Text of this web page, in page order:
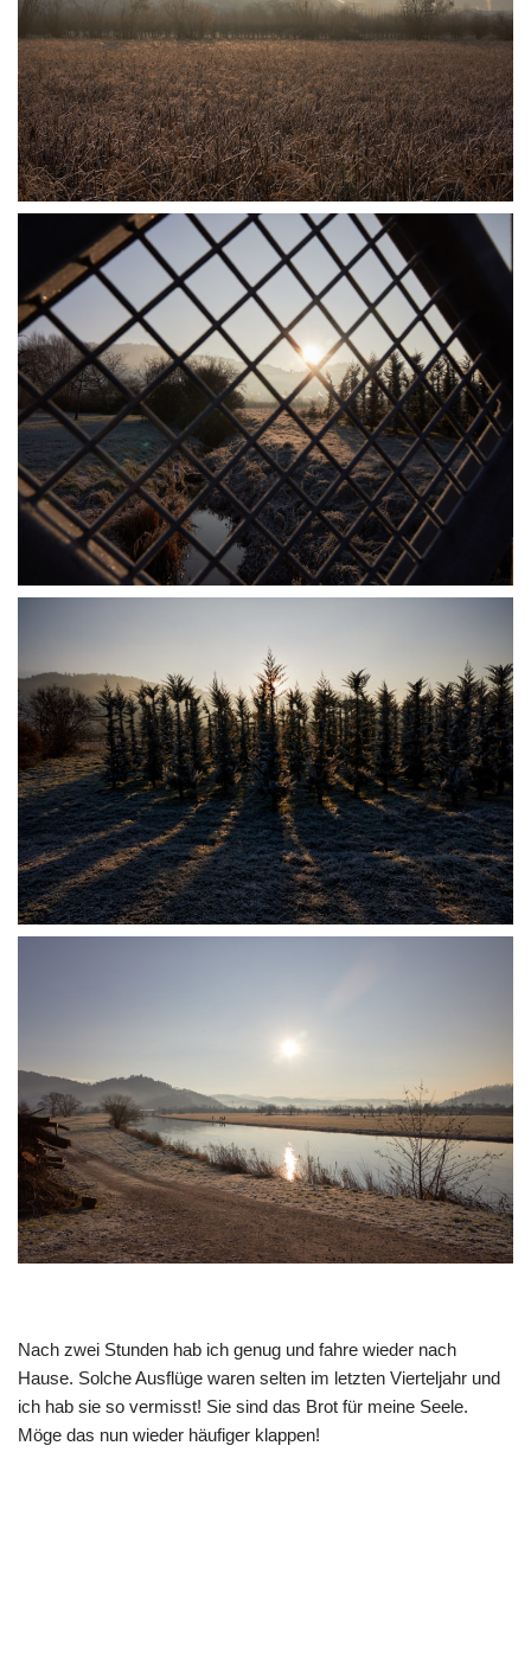
Nach zwei Stunden hab ich genug und fahre wieder nach
Hause. Solche Ausflüge waren selten im letzten Vierteljahr und
ich hab sie so vermisst! Sie sind das Brot für meine Seele.
Möge das nun wieder häufiger klappen!